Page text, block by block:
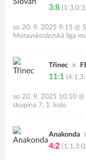
3:8
so 20. 9. 2025 9:15 @
Moravskoslezská liga
Třinec
11:1
so 20. 9. 2025 10:10 @
skupina 7, 1. kolo
Anakonda
4:2